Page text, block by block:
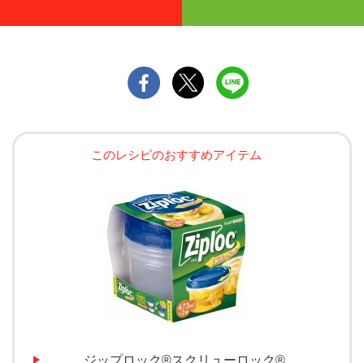
このレシピのおすすめアイテム
ジップロック®スクリューロック®